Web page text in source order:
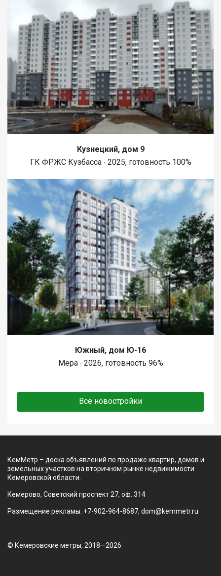
Кузнецкий, дом 9
ГК ФРЖС Кузбасса ∙ 2025, готовность 100%
Южный, дом Ю-16
Мера ∙ 2026, готовность 96%
Все новостройки
КемМетр – доска объявлений по продаже квартир, домов и
земельных участков на вторичном рынке недвижимости
Кемеровской области.
Кемерово, Советский проспект 27, оф. 314
Размещение рекламы: +7-902-964-8687, dom@kemmetr.ru
© Кемеровские метры, 2018—2026